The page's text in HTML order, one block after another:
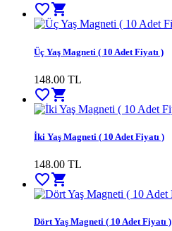
favorite_border shopping_cart
Üç Yaş Magneti ( 10 Adet Fiyatı )
148.00 TL
favorite_bordershopping_cart
İki Yaş Magneti ( 10 Adet Fiyatı )
148.00 TL
favorite_bordershopping_cart
Dört Yaş Magneti ( 10 Adet Fiyatı )